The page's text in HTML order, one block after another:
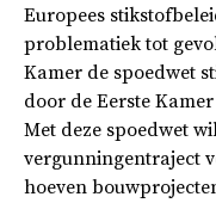
Europees
problematiek tot
Kamer de spoedwet
door de Eerste
Met deze spoedwet
vergunningentraject
hoeven